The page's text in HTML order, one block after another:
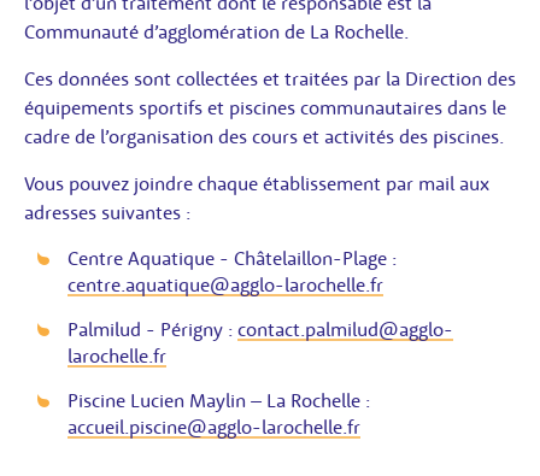
Communauté d’agglomération de La Rochelle.
Ces données sont collectées et traitées par la Direction des
équipements sportifs et piscines communautaires dans le
cadre de l’organisation des cours et activités des piscines.
Vous pouvez joindre chaque établissement par mail aux
adresses suivantes :
Centre Aquatique - Châtelaillon-Plage :
centre.aquatique@agglo-larochelle.fr
Palmilud - Périgny : contact.palmilud@agglo-
larochelle.fr
Piscine Lucien Maylin – La Rochelle :
accueil.piscine@agglo-larochelle.fr